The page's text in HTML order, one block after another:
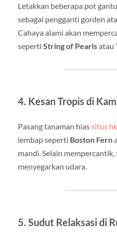
Letakkan beberapa pot
sebagai pengganti gorden
Cahaya alami akan
seperti String of Pearlsatau
4. Kesan Tropis di
Pasang tanaman hiassitus
lembap seperti Boston Fern
mandi. Selain
menyegarkan udara.
5. Sudut Relaksasi di